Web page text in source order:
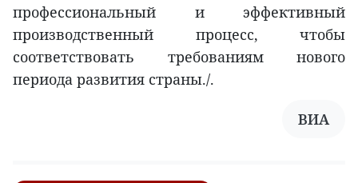
профессиональный и эффективный
производственный процесс, чтобы
соответствовать требованиям нового
периода развития страны./.
ВИА